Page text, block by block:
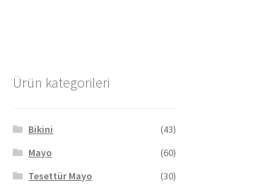
Ürün kategorileri
Bikini
(43)
Mayo
(60)
Tesettür Mayo
(30)